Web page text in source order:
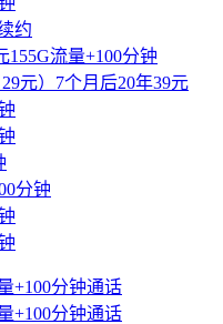
约
流量+100分钟
元）7个月后20年39元
分钟
+100分钟通话
+100分钟通话